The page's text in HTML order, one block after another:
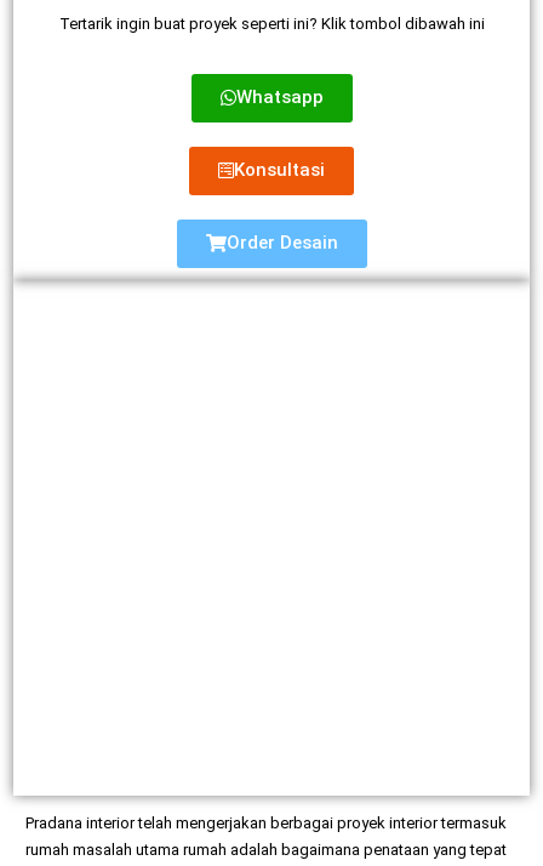
Tertarik ingin buat proyek seperti ini? Klik tombol dibawah ini
Whatsapp
Konsultasi
Order Desain
Pradana interior telah mengerjakan berbagai proyek interior termasuk
rumah masalah utama rumah adalah bagaimana penataan yang tepat